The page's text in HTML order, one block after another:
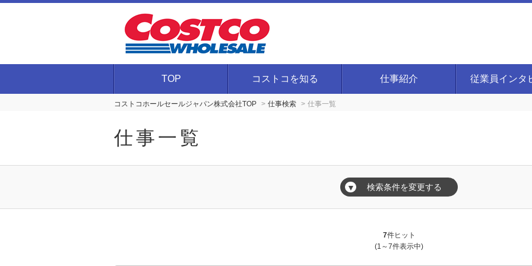
TOP コストコを知る 仕事紹介 従業員インタ
コストコホールセールジャパン株式会社TOP 仕事検索 仕事一覧
仕事一覧
▼ 検索条件を変更する
7件ヒット
(1～7件表示中)